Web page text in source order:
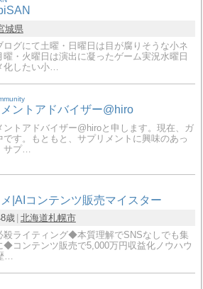
城県
ログにて土曜・日曜日は目が腐りそうな小ネ
曜・火曜日は演出に凝ったゲーム実況水曜日
化したい小…
ントアドバイザー@hiro
ントアドバイザー@hiroと申します。現在、ガ
です。もともと、サプリメントに興味のあっ
サプ…
|AIコンテンツ販売マイスター
歳 北海道札幌市
ライティング◆本質理解でSNSなしでも集
◆コンテンツ販売で5,000万円収益化ノウハウ
…